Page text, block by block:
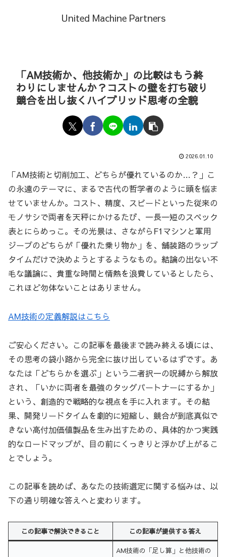
United Machine Partners
「AM技術か、他技術か」の比較はもう終
わりにしませんか？コストの壁を打ち破り
競合を出し抜くハイブリッド思考の全貌
2026.01.10
「AM技術と切削加工、どちらが優れているのか…？」こ
の永遠のテーマに、まるで古代の哲学者のように頭を悩ま
せていませんか。コスト、精度、スピードといった従来の
モノサシで両者を天秤にかけるたび、一長一短のスペック
表とにらめっこ。その光景は、さながらF1マシンと軍用
ジープのどちらが「優れた乗り物か」を、舗装路のラップ
タイムだけで決めようとするようなもの。結論の出ない不
毛な議論に、貴重な時間と情熱を浪費しているとしたら、
これほど勿体ないことはありません。
AM技術の定義解説はこちら
ご安心ください。この記事を最後まで読み終える頃には、
その思考の袋小路から完全に抜け出しているはずです。あ
なたは「どちらかを選ぶ」という二者択一の呪縛から解放
され、「いかに両者を最強のタッグパートナーにするか」
という、創造的で戦略的な視点を手に入れます。その結
果、開発リードタイムを劇的に短縮し、競合が到底真似で
きない高付加価値製品を生み出すための、具体的かつ実践
的なロードマップが、目の前にくっきりと浮かび上がるこ
とでしょう。
この記事を読めば、あなたの技術選定に関する悩みは、以
下の通り明確な答えへと変わります。
この記事で解決できること この記事が提供する答え
AM技術の「足し算」と他技術の